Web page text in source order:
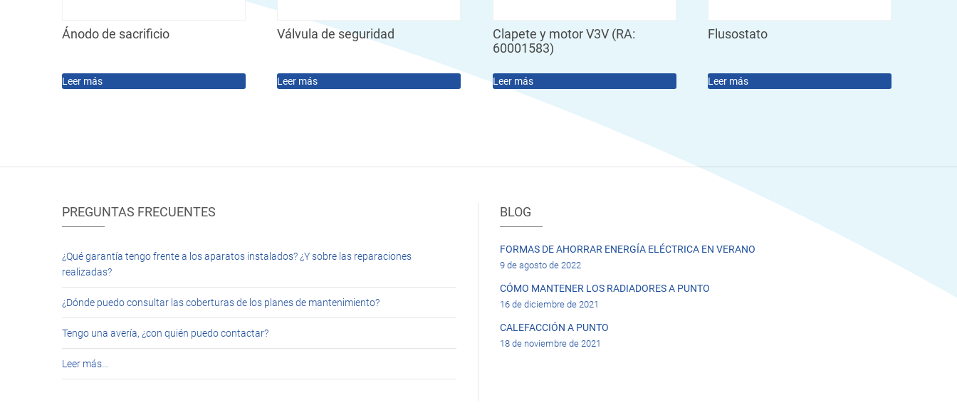
Ánodo de sacrificio
Leer más
Válvula de seguridad
Leer más
Clapete y motor V3V (RA:
60001583)
Leer más
Flusostato
Leer más
PREGUNTAS FRECUENTES
¿Qué garantía tengo frente a los aparatos instalados? ¿Y sobre las reparaciones
realizadas?
¿Dónde puedo consultar las coberturas de los planes de mantenimiento?
Tengo una avería, ¿con quién puedo contactar?
Leer más…
BLOG
FORMAS DE AHORRAR ENERGÍA ELÉCTRICA EN VERANO
9 de agosto de 2022
CÓMO MANTENER LOS RADIADORES A PUNTO
16 de diciembre de 2021
CALEFACCIÓN A PUNTO
18 de noviembre de 2021